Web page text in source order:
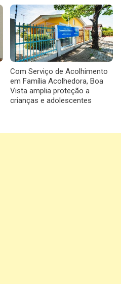
Com Serviço de Acolhimento
em Família Acolhedora, Boa
Vista amplia proteção a
crianças e adolescentes